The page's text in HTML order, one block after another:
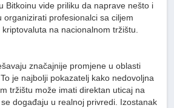
Bitkoinu vide priliku da naprave nešto i
organizirati profesionalci sa ciljem
na nacionalnom tržištu.
značajnije promjene u oblasti
je najbolji pokazatelj kako nedovoljna
tržištu može imati direktan uticaj na
događaju u realnoj privredi. Izostanak